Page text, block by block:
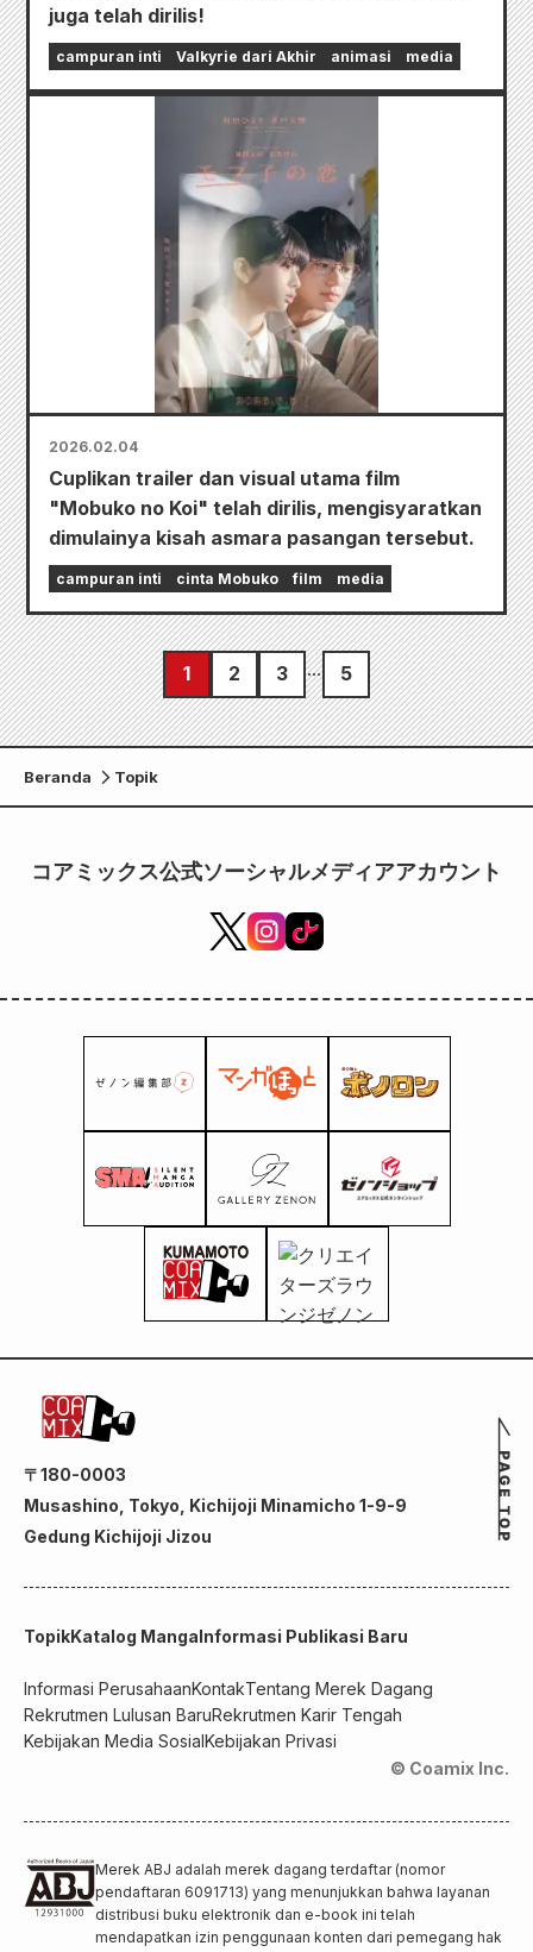
juga telah dirilis!
campuran inti Valkyrie dari Akhir animasi media
2026.02.04
Cuplikan trailer dan visual utama film
"Mobuko no Koi" telah dirilis, mengisyaratkan
dimulainya kisah asmara pasangan tersebut.
campuran inti cinta Mobuko film media
1 2 3 5
Beranda Topik
コアミックス公式ソーシャルメディアアカウント
〒180-0003
Musashino, Tokyo, Kichijoji Minamicho 1-9-9
Gedung Kichijoji Jizou
TopikKatalog MangaInformasi Publikasi Baru
Informasi PerusahaanKontakTentang Merek Dagang
Rekrutmen Lulusan BaruRekrutmen Karir Tengah
Kebijakan Media SosialKebijakan Privasi
© Coamix Inc.
Merek ABJ adalah merek dagang terdaftar (nomor
pendaftaran 6091713) yang menunjukkan bahwa layanan
distribusi buku elektronik dan e-book ini telah
mendapatkan izin penggunaan konten dari pemegang hak